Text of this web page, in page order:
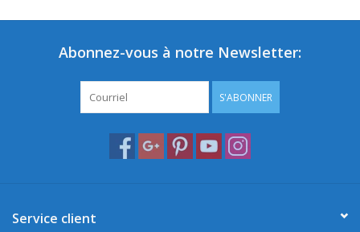
Abonnez-vous à notre Newsletter:
S'ABONNER
Service client